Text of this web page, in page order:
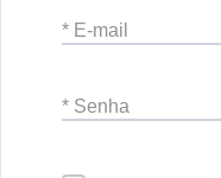
* E-mail
* Senha